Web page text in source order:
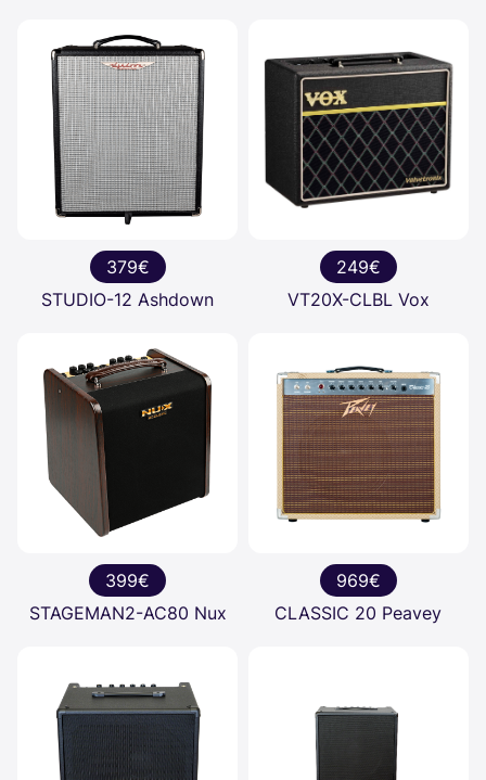
379€
STUDIO-12 Ashdown
249€
VT20X-CLBL Vox
399€
STAGEMAN2-AC80 Nux
969€
CLASSIC 20 Peavey